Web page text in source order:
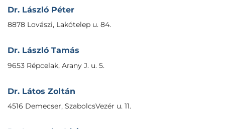
Dr. László Péter
8878 Lovászi, Lakótelep u. 84.
Dr. László Tamás
9653 Répcelak, Arany J. u. 5.
Dr. Látos Zoltán
4516 Demecser, SzabolcsVezér u. 11.